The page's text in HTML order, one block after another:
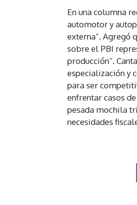
En una columna
automotor y
externa”. Agregó
sobre el PBI
producción”.
especialización y
para ser
enfrentar casos
pesada mochila
necesidades